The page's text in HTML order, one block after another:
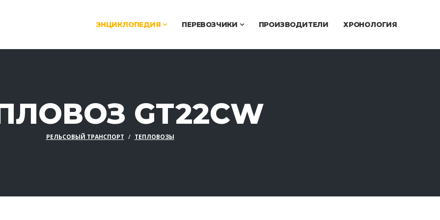
ЭНЦИКЛОПЕДИЯ ПЕРЕВОЗЧИКИ ПРОИЗВОДИТЕЛИ ХРОНОЛОГИЯ
GT22CW
РЕЛЬСОВЫЙ ТРАНСПОРТ ТЕПЛОВОЗЫ